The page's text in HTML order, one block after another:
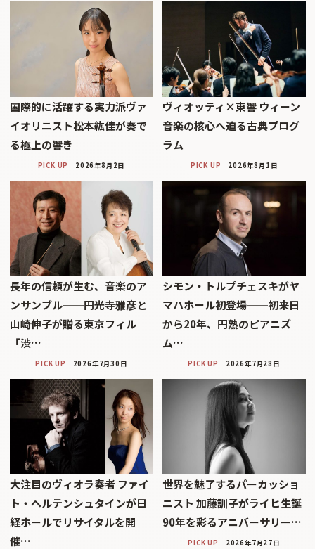
国際的に活躍する実力派ヴァ
イオリニスト松本紘佳が奏で
る極上の響き
PICK UP 2026年8月2日
ヴィオッティ×東響 ウィーン
音楽の核心へ迫る古典プログ
ラム
PICK UP 2026年8月1日
長年の信頼が生む、音楽のア
ンサンブル──円光寺雅彦と
山崎伸子が贈る東京フィル
「渋…
PICK UP 2026年7月30日
シモン・トルプチェスキがヤ
マハホール初登場──初来日
から20年、円熟のピアニズ
ム…
PICK UP 2026年7月28日
大注目のヴィオラ奏者 ファイ
ト・ヘルテンシュタインが日
経ホールでリサイタルを開
催…
世界を魅了するパーカッショ
ニスト 加藤訓子がライヒ生誕
90年を彩るアニバーサリー…
PICK UP 2026年7月27日